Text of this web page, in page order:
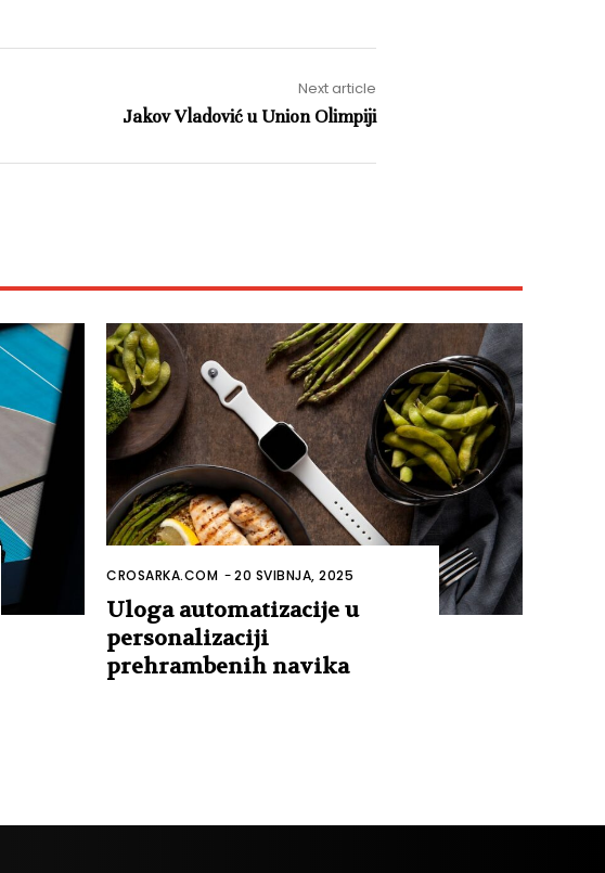
Next article
Jakov Vladović u Union Olimpiji
CROSARKA.COM -20 SVIBNJA, 2025
Uloga automatizacije u
personalizaciji
prehrambenih navika